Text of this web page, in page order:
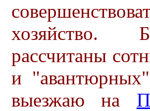
хозяйство.
рассчитаны
и
выезжаю на